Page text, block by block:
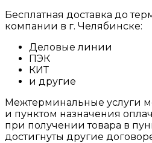
Бесплатная доставка до
компании в г. Челябинске:
Деловые линии
ПЭК
КИТ
и другие
Межтерминальные услуги
и пунктом назначения
при получении товара в
достигнуты другие